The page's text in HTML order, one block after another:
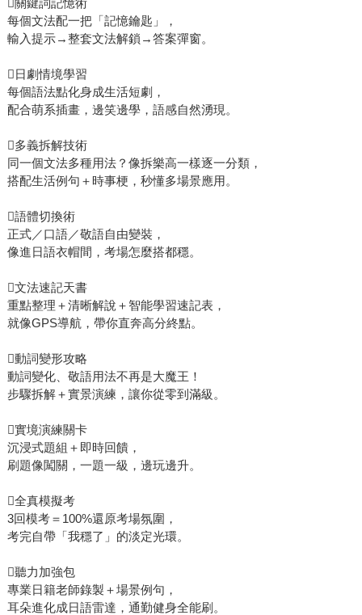
關鍵詞記憶術
每個文法配一把「記憶鑰匙」，
輸入提示→整套文法解鎖→答案彈窗。
日劇情境學習
每個語法點化身成生活短劇，
配合萌系插畫，邊笑邊學，語感自然湧現。
多義拆解技術
同一個文法多種用法？像拆樂高一樣逐一分類，
搭配生活例句＋時事梗，秒懂多場景應用。
語體切換術
正式／口語／敬語自由變裝，
像進日語衣帽間，考場怎麼搭都穩。
文法速記天書
重點整理＋清晰解說＋智能學習速記表，
就像GPS導航，帶你直奔高分終點。
動詞變形攻略
動詞變化、敬語用法不再是大魔王！
步驟拆解＋實景演練，讓你從零到滿級。
實境演練關卡
沉浸式題組＋即時回饋，
刷題像闖關，一題一級，邊玩邊升。
全真模擬考
3回模考＝100%還原考場氛圍，
考完自帶「我穩了」的淡定光環。
聽力加強包
專業日籍老師錄製＋場景例句，
耳朵進化成日語雷達，通勤健身全能刷。